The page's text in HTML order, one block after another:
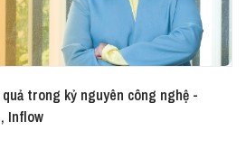
trong kỷ nguyên công nghệ -
Inflow